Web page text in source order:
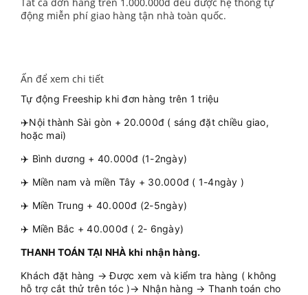
động miễn phí giao hàng tận nhà toàn quốc.
Ấn để xem chi tiết
Tự động Freeship khi đơn hàng trên 1 triệu
✈️Nội thành Sài gòn + 20.000đ ( sáng đặt chiều giao,
hoặc mai)
✈️ Bình dương + 40.000đ (1-2ngày)
✈️ Miền nam và miền Tây + 30.000đ ( 1-4ngày )
✈️ Miền Trung + 40.000đ (2-5ngày)
✈️ Miền Bắc + 40.000đ ( 2- 6ngày)
THANH TOÁN TẠI NHÀ khi nhận hàng.
Khách đặt hàng → Được xem và kiểm tra hàng ( không
hỗ trợ cắt thử trên tóc )→ Nhận hàng → Thanh toán cho